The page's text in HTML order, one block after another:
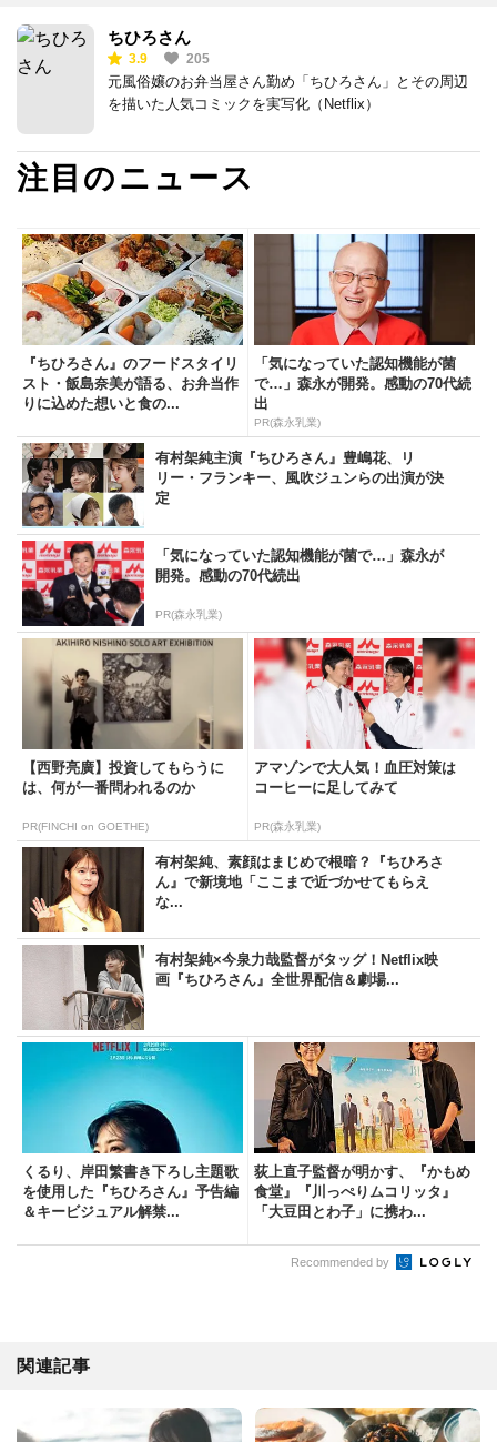
ちひろさん
3.9 205
元風俗嬢のお弁当屋さん勤め「ちひろさん」とその周辺
を描いた人気コミックを実写化（Netflix）
注目のニュース
『ちひろさん』のフードスタイリ
スト・飯島奈美が語る、お弁当作
りに込めた想いと食の...
「気になっていた認知機能が菌
で…」森永が開発。感動の70代続
出
PR(森永乳業)
有村架純主演『ちひろさん』豊嶋花、リ
リー・フランキー、風吹ジュンらの出演が決
定
「気になっていた認知機能が菌で…」森永が
開発。感動の70代続出
PR(森永乳業)
【西野亮廣】投資してもらうに
は、何が一番問われるのか
PR(FINCHI on GOETHE)
アマゾンで大人気！血圧対策は
コーヒーに足してみて
PR(森永乳業)
有村架純、素顔はまじめで根暗？『ちひろさ
ん』で新境地「ここまで近づかせてもらえ
な...
有村架純×今泉力哉監督がタッグ！Netflix映
画『ちひろさん』全世界配信＆劇場...
くるり、岸田繁書き下ろし主題歌
を使用した『ちひろさん』予告編
＆キービジュアル解禁...
荻上直子監督が明かす、『かもめ
食堂』『川っぺりムコリッタ』
「大豆田とわ子」に携わ...
Recommended by
関連記事